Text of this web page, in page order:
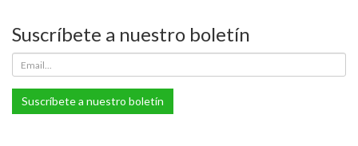
Suscríbete a nuestro boletín
Suscríbete a nuestro boletín